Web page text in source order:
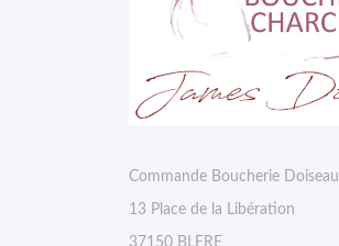
Commande Boucherie Doiseau
13 Place de la Libération
37150 BLERE